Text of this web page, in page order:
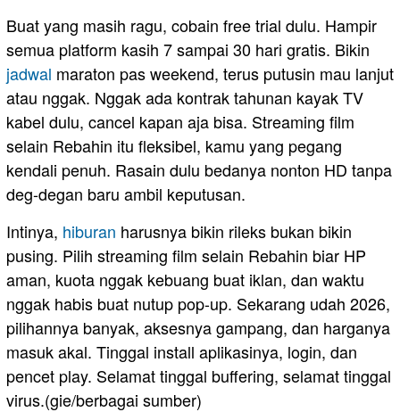
Buat yang masih ragu, cobain free trial dulu. Hampir
semua platform kasih 7 sampai 30 hari gratis. Bikin
jadwal maraton pas weekend, terus putusin mau lanjut
atau nggak. Nggak ada kontrak tahunan kayak TV
kabel dulu, cancel kapan aja bisa. Streaming film
selain Rebahin itu fleksibel, kamu yang pegang
kendali penuh. Rasain dulu bedanya nonton HD tanpa
deg-degan baru ambil keputusan.
Intinya, hiburan harusnya bikin rileks bukan bikin
pusing. Pilih streaming film selain Rebahin biar HP
aman, kuota nggak kebuang buat iklan, dan waktu
nggak habis buat nutup pop-up. Sekarang udah 2026,
pilihannya banyak, aksesnya gampang, dan harganya
masuk akal. Tinggal install aplikasinya, login, dan
pencet play. Selamat tinggal buffering, selamat tinggal
virus.(gie/berbagai sumber)